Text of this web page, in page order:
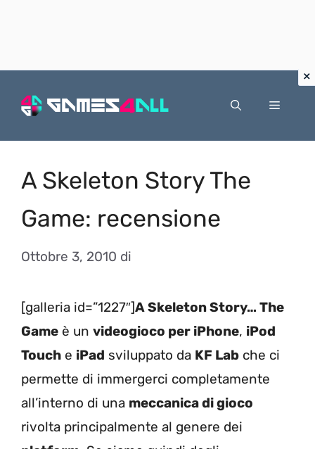
Menu
A Skeleton Story The
Game: recensione
Ottobre 3, 2010 di
[galleria id=”1227″]A Skeleton Story… The
Game è un videogioco per iPhone, iPod
Touch e iPad sviluppato da KF Lab che ci
permette di immergerci completamente
all’interno di una meccanica di gioco
rivolta principalmente al genere dei